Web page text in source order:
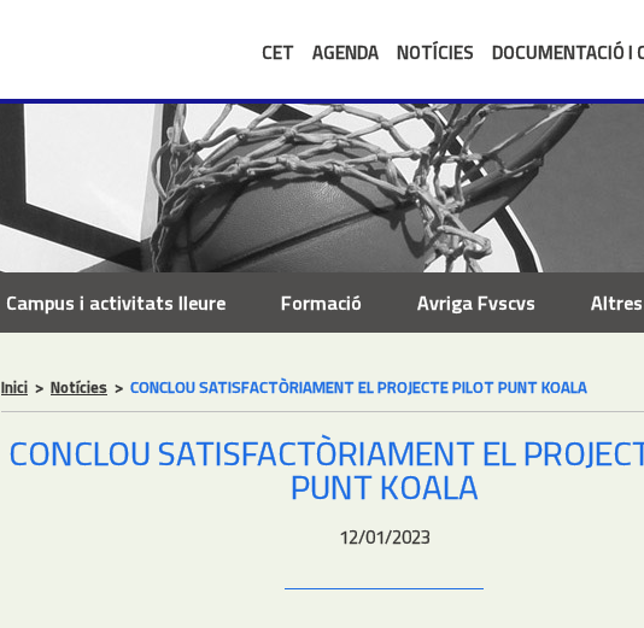
CET AGENDA NOTÍCIES DOCUMENTACIÓ I
Campus i activitats lleure Formació Avriga Fvscvs
Inici > Notícies > CONCLOU SATISFACTÒRIAMENT EL PROJECTE PILOT PUNT KOALA
CONCLOU SATISFACTÒRIAMENT EL
PUNT KOALA
12/01/2023